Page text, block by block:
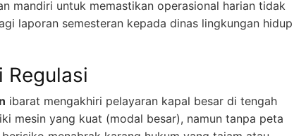
mandiri untuk memastikan operasional harian tidak
laporan semesteran kepada dinas lingkungan hidup
Regulasi
ibarat mengakhiri pelayaran kapal besar di tengah
mesin yang kuat (modal besar), namun tanpa peta